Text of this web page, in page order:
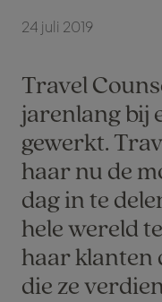
24 juli 2019
Travel
jarenlang bij
gewerkt.
haar nu de
dag in te
hele wereld
haar klanten
die ze